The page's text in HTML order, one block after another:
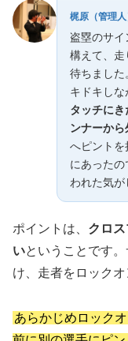
梶原（管理人
盗塁のサ
構えて、走
待ちました
キドキしな
タッチに
ンナーから
へピントを
にあった
われた気が
ポイントは、 クロ
いということです
け、走者をロックオ
あらかじめロック